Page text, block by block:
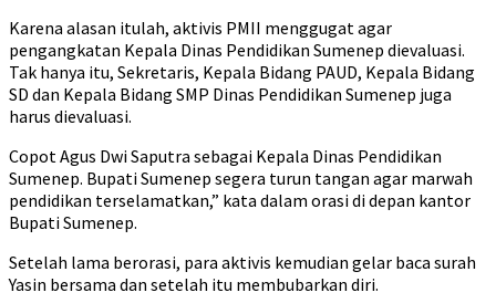
Karena alasan itulah, aktivis PMII menggugat agar
pengangkatan Kepala Dinas Pendidikan Sumenep dievaluasi.
Tak hanya itu, Sekretaris, Kepala Bidang PAUD, Kepala Bidang
SD dan Kepala Bidang SMP Dinas Pendidikan Sumenep juga
harus dievaluasi.
Copot Agus Dwi Saputra sebagai Kepala Dinas Pendidikan
Sumenep. Bupati Sumenep segera turun tangan agar marwah
pendidikan terselamatkan,” kata dalam orasi di depan kantor
Bupati Sumenep.
Setelah lama berorasi, para aktivis kemudian gelar baca surah
Yasin bersama dan setelah itu membubarkan diri.